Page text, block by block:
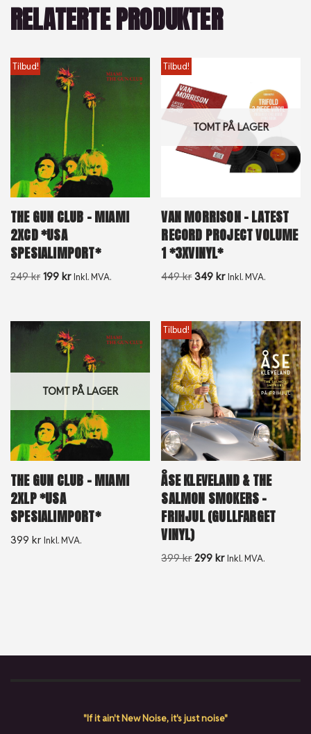
RELATERTE PRODUKTER
Tilbud!
THE GUN CLUB – MIAMI
2XCD *USA
SPESIALIMPORT*
249kr 199 kr Inkl. MVA.
TOMT PÅ LAGER
Tilbud!
VAN MORRISON – LATEST
RECORD PROJECT VOLUME
1 *3XVINYL*
449kr 349kr Inkl. MVA.
TOMT PÅ LAGER
THE GUN CLUB – MIAMI
2XLP *USA
SPESIALIMPORT*
399 kr Inkl. MVA.
Tilbud!
ÅSE KLEVELAND & THE
SALMON SMOKERS –
FRIHJUL (GULLFARGET
VINYL)
399kr 299 kr Inkl. MVA.
"If it ain't New Noise, it's just noise"